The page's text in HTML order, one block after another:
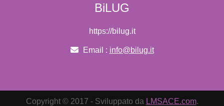
BiLUG
https://bilug.it
Email : info@bilug.it
Copyright © 2017 - Sviluppato da LMSACE.com.